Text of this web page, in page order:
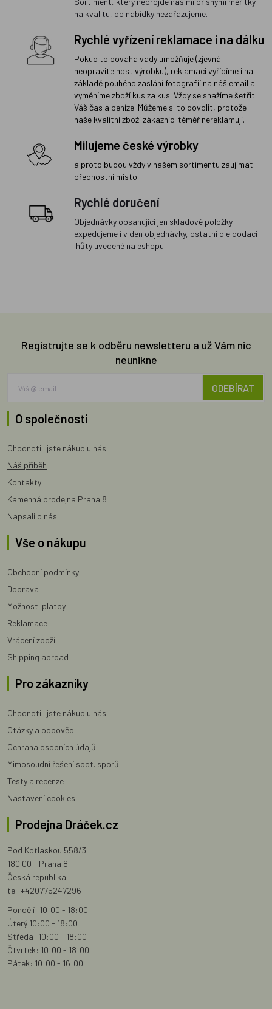
na kvalitu, do nabídky nezařazujeme.
Rychlé vyřízení reklamace i na dálku
Pokud to povaha vady umožňuje (zjevná
neopravitelnost výrobku), reklamaci vyřídíme i na
základě pouhého zaslání fotografií na náš email a
vyměníme zboží kus za kus. Vždy se snažíme šetřit
Váš čas a peníze. Můžeme si to dovolit, protože
naše kvalitní zboží zákazníci téměř nereklamují.
Milujeme české výrobky
a proto budou vždy v našem sortimentu zaujímat
přednostní místo
Rychlé doručení
Objednávky obsahující jen skladové položky
expedujeme i v den objednávky, ostatní dle dodací
lhůty uvedené na eshopu
Registrujte se k odběru newsletteru a už Vám nic
neunikne
ODEBÍRAT
O společnosti
Ohodnotili jste nákup u nás
Náš příběh
Kontakty
Kamenná prodejna Praha 8
Napsali o nás
Vše o nákupu
Obchodní podmínky
Doprava
Možnosti platby
Reklamace
Vrácení zboží
Shipping abroad
Pro zákazníky
Ohodnotili jste nákup u nás
Otázky a odpovědi
Ochrana osobních údajů
Mimosoudní řešení spot. sporů
Testy a recenze
Nastavení cookies
Prodejna Dráček.cz
Pod Kotlaskou 558/3
180 00 - Praha 8
Česká republika
tel. +420775247296
Pondělí: 10:00 - 18:00
Úterý 10:00 - 18:00
Středa: 10:00 - 18:00
Čtvrtek: 10:00 - 18:00
Pátek: 10:00 - 16:00